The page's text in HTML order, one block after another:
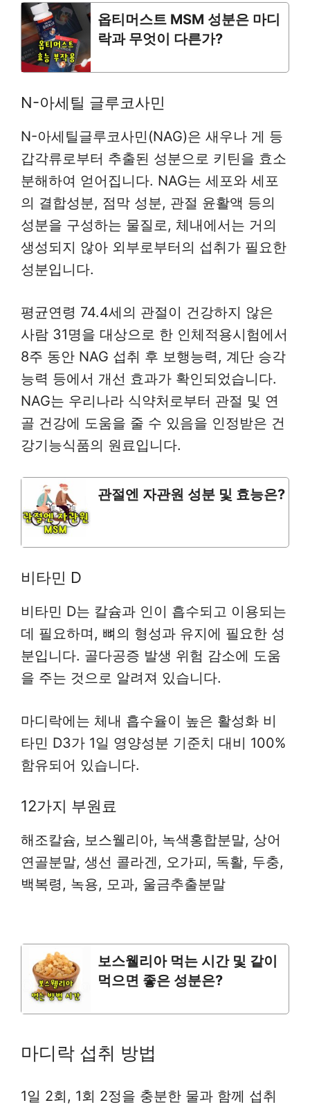
옵티머스트 MSM 성분은 마디
락과 무엇이 다른가?
N-아세틸 글루코사민
N-아세틸글루코사민(NAG)은 새우나 게 등
갑각류로부터 추출된 성분으로 키틴을 효소
분해하여 얻어집니다. NAG는 세포와 세포
의 결합성분, 점막 성분, 관절 윤활액 등의
성분을 구성하는 물질로, 체내에서는 거의
생성되지 않아 외부로부터의 섭취가 필요한
성분입니다.
평균연령 74.4세의 관절이 건강하지 않은
사람 31명을 대상으로 한 인체적용시험에서
8주 동안 NAG 섭취 후 보행능력, 계단 승각
능력 등에서 개선 효과가 확인되었습니다.
NAG는 우리나라 식약처로부터 관절 및 연
골 건강에 도움을 줄 수 있음을 인정받은 건
강기능식품의 원료입니다.
관절엔 자관원 성분 및 효능은?
비타민 D
비타민 D는 칼슘과 인이 흡수되고 이용되는
데 필요하며, 뼈의 형성과 유지에 필요한 성
분입니다. 골다공증 발생 위험 감소에 도움
을 주는 것으로 알려져 있습니다.
마디락에는 체내 흡수율이 높은 활성화 비
타민 D3가 1일 영양성분 기준치 대비 100%
함유되어 있습니다.
12가지 부원료
해조칼슘, 보스웰리아, 녹색홍합분말, 상어
연골분말, 생선 콜라겐, 오가피, 독활, 두충,
백복령, 녹용, 모과, 울금추출분말
보스웰리아 먹는 시간 및 같이
먹으면 좋은 성분은?
마디락 섭취 방법
1일 2회, 1회 2정을 충분한 물과 함께 섭취